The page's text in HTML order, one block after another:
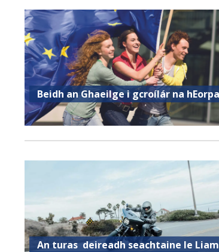
Beidh an Ghaeilge i gcroílár na hEorpa
An turas deireadh seachtaine le Liam